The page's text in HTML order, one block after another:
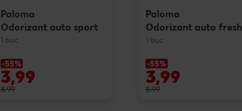
Paloma
Odorizant auto sport
1 buc
-55%
3,99
8,99
Paloma
Odorizant auto fresh
1 buc
-55%
3,99
8,99